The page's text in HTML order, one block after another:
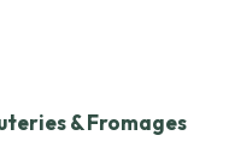
& Fromages